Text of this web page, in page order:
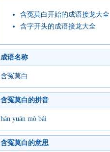
含冤莫白开始的成语接龙大全
含字开头的成语接龙大全
成语名称
含冤莫白
含冤莫白的拼音
hán yuān mò bái
含冤莫白的意思